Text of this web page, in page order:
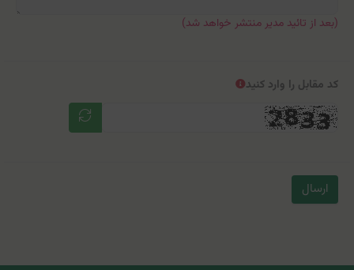
(بعد از تائید مدیر منتشر خواهد شد)
کد مقابل را وارد کنید
ارسال